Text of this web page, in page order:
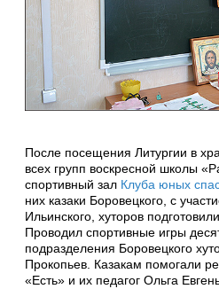
После посещения Литургии в
всех групп воскресной школы
спортивный зал Клуба юных
них казаки Боровецкого, с
Ильинского, хуторов
Проводил спортивные игры
подразделения Боровецкого
Прокопьев. Казакам помогали
«Есть» и их педагог Ольга